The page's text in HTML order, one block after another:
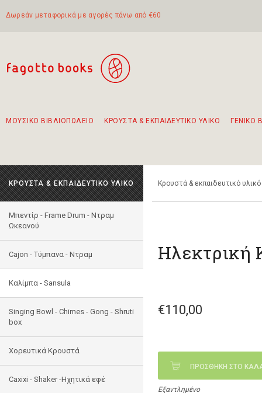
Δωρεάν μεταφορικά με αγορές πάνω από €60
ΜΟΥΣΙΚΟ ΒΙΒΛΙΟΠΩΛΕΙΟ ΚΡΟΥΣΤΑ & ΕΚΠΑΙΔΕΥΤΙΚΟ ΥΛΙΚΟ ΓΕΝΙΚΟ
ΚΡΟΥΣΤΑ & ΕΚΠΑΙΔΕΥΤΙΚΟ ΥΛΙΚΟ
Μπεντίρ - Frame Drum - Ντραμ
Ωκεανού
Cajon - Τύμπανα - Ντραμ
Καλίμπα - Sansula
Singing Bowl - Chimes - Gong - Shruti
box
Χορευτικά Κρουστά
Caxixi - Shaker -Ηχητικά εφέ
Κρουστά & εκπαιδευτικό υλικό
Hλεκτρική
€110,00
ΠΡΟΣΘΗΚΗ ΣΤΟ
Εξαντλημένο